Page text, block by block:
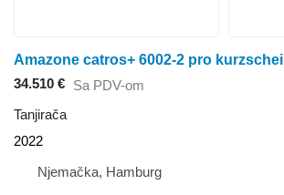
Amazone catros+ 6002-2 pro
34.510 € Sa PDV-om
Tanjirača
2022
Njemačka, Hamburg